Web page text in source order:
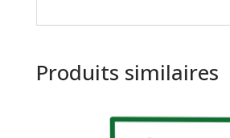
Produits similaires